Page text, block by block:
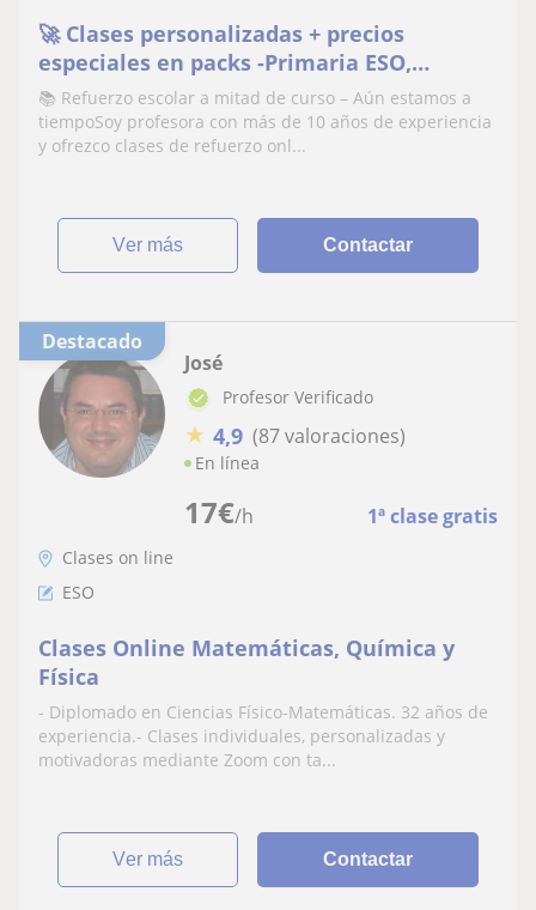
🚀 Clases personalizadas + precios
especiales en packs -Primaria ESO,
Bachillerato y Pruebas para adultos 📚
¡Infórmate ya!
📚 Refuerzo escolar a mitad de curso – Aún estamos a
tiempoSoy profesora con más de 10 años de experiencia
y ofrezco clases de refuerzo onl...
ver más Contactar
Destacado
17€/h 1ª clase gratis
José
Profesor Verificado
★ 4,9 (87 valoraciones)
En línea
Clases on line
ESO
Clases Online Matemáticas, Química y
Física
- Diplomado en Ciencias Físico-Matemáticas. 32 años de
experiencia.- Clases individuales, personalizadas y
motivadoras mediante Zoom con ta...
ver más Contactar